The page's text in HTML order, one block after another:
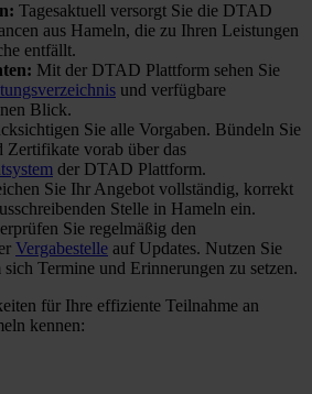
Tagesaktuell versorgt Sie die DTAD
aus Hameln, die zu Ihren Leistungen
entfällt.
Mit der DTAD Plattform sehen Sie
und verfügbare
Blick.
Sie alle Vorgaben. Bündeln Sie
Zertifikate vorab über das
der DTAD Plattform.
Sie Ihr Angebot vollständig, korrekt
Stelle in Hameln ein.
Sie regelmäßig den
Vergabestelle auf Updates. Nutzen Sie
Termine und Erinnerungen zu setzen.
für Ihre effiziente Teilnahme an
kennen: